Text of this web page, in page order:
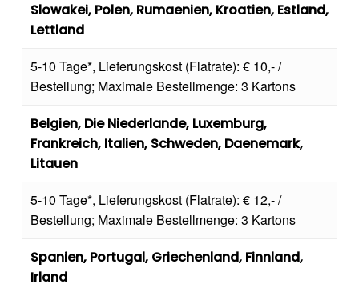
Slowakei, Polen, Rumaenien, Kroatien, Estland,
Lettland
5-10 Tage*, Lieferungskost (Flatrate): € 10,- /
Bestellung; Maximale Bestellmenge: 3 Kartons
Belgien, Die Niederlande, Luxemburg,
Frankreich, Italien, Schweden, Daenemark,
Litauen
5-10 Tage*, Lieferungskost (Flatrate): € 12,- /
Bestellung; Maximale Bestellmenge: 3 Kartons
Spanien, Portugal, Griechenland, Finnland,
Irland